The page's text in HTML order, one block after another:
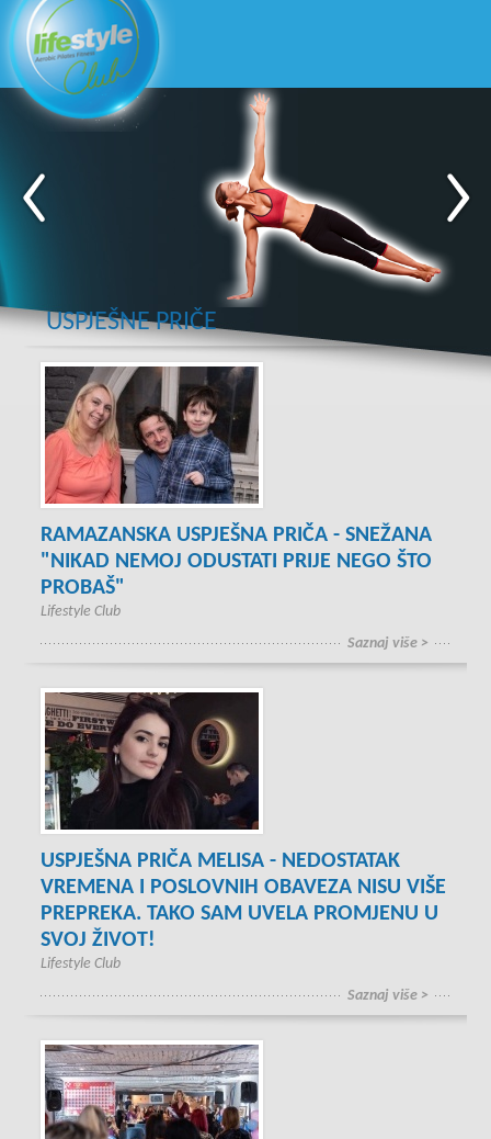
USPJEŠNE PRIČE
RAMAZANSKA USPJEŠNA PRIČA - SNEŽANA
"NIKAD NEMOJ ODUSTATI PRIJE NEGO ŠTO
PROBAŠ"
Lifestyle Club
Saznaj više >
USPJEŠNA PRIČA MELISA - NEDOSTATAK
VREMENA I POSLOVNIH OBAVEZA NISU VIŠE
PREPREKA. TAKO SAM UVELA PROMJENU U
SVOJ ŽIVOT!
Lifestyle Club
Saznaj više >